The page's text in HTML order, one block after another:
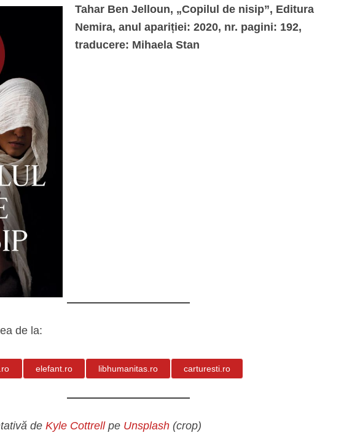
Tahar Ben Jelloun, „Copilul de nisip”, Editura
Nemira, anul apariției: 2020, nr. pagini: 192,
traducere: Mihaela Stan
de la:
elefant.ro libhumanitas.ro carturesti.ro
de Kyle Cottrellpe Unsplash (crop)